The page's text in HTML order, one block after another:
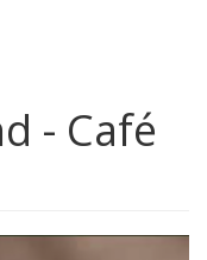
- Café